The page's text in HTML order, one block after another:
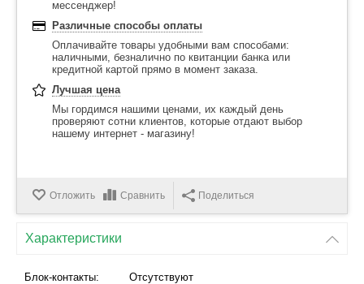
мессенджер!
Различные способы оплаты
Оплачивайте товары удобными вам способами:
наличными, безналично по квитанции банка или
кредитной картой прямо в момент заказа.
Лучшая цена
Мы гордимся нашими ценами, их каждый день
проверяют сотни клиентов, которые отдают выбор
нашему интернет - магазину!
Отложить Сравнить Поделиться
Характеристики
Блок-контакты: Отсутствуют